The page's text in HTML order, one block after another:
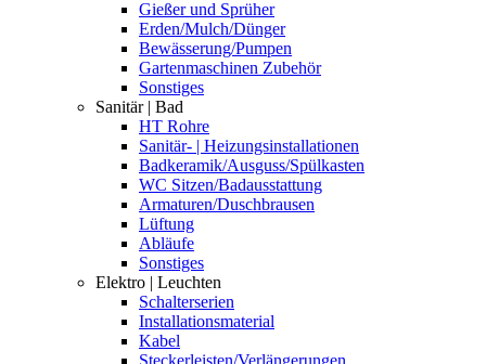
Gießer und Sprüher
Erden/Mulch/Dünger
Bewässerung/Pumpen
Gartenmaschinen Zubehör
Sonstiges
Sanitär | Bad
HT Rohre
Sanitär- | Heizungsinstallationen
Badkeramik/Ausguss/Spülkasten
WC Sitzen/Badausstattung
Armaturen/Duschbrausen
Lüftung
Abläufe
Sonstiges
Elektro | Leuchten
Schalterserien
Installationsmaterial
Kabel
Steckerleisten/Verlängerungen